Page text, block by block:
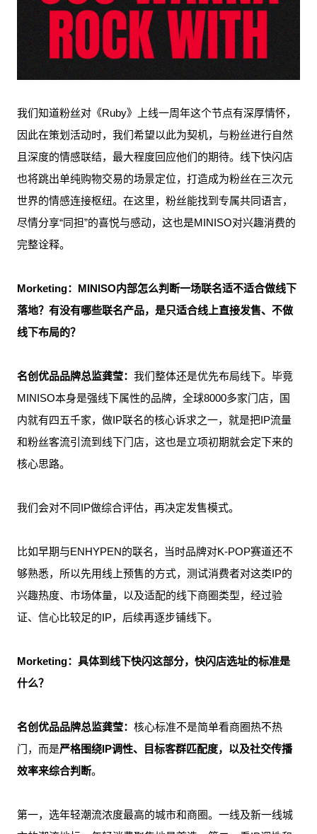
我们知道粉丝对《Ruby》上线一周年这个节点有深厚情怀，
因此在策划活动时，我们希望以此为契机，与粉丝进行自然
且深度的情感联结，最大程度回应他们的期待。线下快闪店
也将跳出单纯购物交易的场景定位，打造成为粉丝在三次元
世界的情感连接枢纽。在这里，粉丝能找到专属共同语言，
尽情分享“同担”的喜悦与感动，这也是MINISO对兴趣消费的
完整诠释。
Morketing：MINISO内部怎么判断一场联名适不适合做线下
落地？有没有哪些联名产品，是只适合线上直接发售、不做
线下布局的？
名创优品品牌总监龚莹： 我们整体还是优先布局线下。毕竟
MINISO本身是强线下属性的品牌，全球8000多家门店，国
内就有四五千家，做IP联名的核心诉求之一，就是把IP流量
和粉丝客流引流到线下门店，这也是立项初期就会定下来的
核心思路。
我们会对不同IP做综合评估，再决定发售模式。
比如早期与ENHYPEN的联名，当时品牌对K-POP赛道还不
够熟悉，所以先用线上预售的方式，测试消费者对这类IP的
兴趣热度、市场体量，以及适配的线下商圈类型，经过验
证、信心比较足的IP，后续再逐步铺线下。
Morketing：具体到线下快闪这部分，快闪店选址的标准是
什么？
名创优品品牌总监龚莹： 核心标准不是简单看商圈热不热
门，而是严格围绕IP调性、目标客群匹配度，以及社交传播
效率来综合判断。
第一，选年轻潮流浓度最高的城市和商圈。一线及新一线城